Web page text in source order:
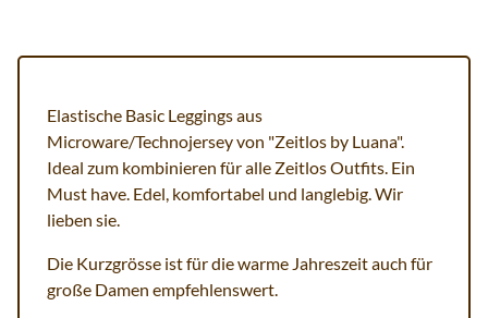
Elastische Basic Leggings aus
Microware/Technojersey von "Zeitlos by Luana".
Ideal zum kombinieren für alle Zeitlos Outfits. Ein
Must have. Edel, komfortabel und langlebig. Wir
lieben sie.
Die Kurzgrösse ist für die warme Jahreszeit auch für
große Damen empfehlenswert.